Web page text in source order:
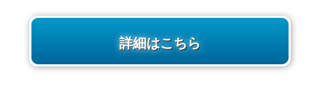
詳細はこちら